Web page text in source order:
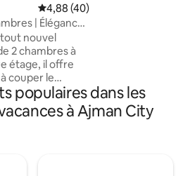
Évaluation moyenne sur la
4,88 (40)
| Élégance
nouvel
2 chambres à
étage, il offre
couper le
et
et tranquillité.
il dispose d'un
sable à
Conçue de
résidence est
populaires dans les
à Ajman City